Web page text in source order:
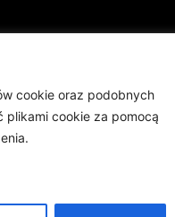
cookie oraz podobnych
plikami cookie za pomocą
Projekt finansowany przez
Publikacja wyraża jedynie